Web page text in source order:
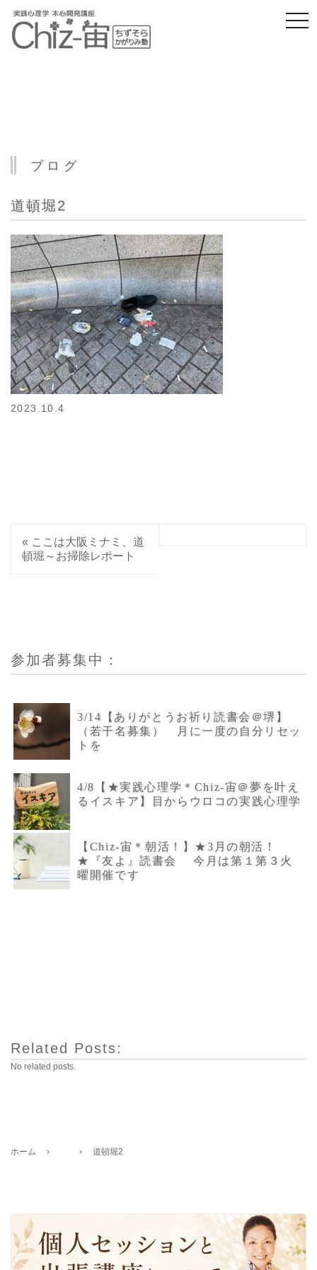
ブログ
道頓堀2
2023.10.4
« ここは大阪ミナミ、道
頓堀～お掃除レポート
参加者募集中：
3/14【ありがとうお祈り読書会＠堺】
（若干名募集） 月に一度の自分リセッ
トを
4/8【★実践心理学＊Chiz-宙＠夢を叶え
るイスキア】目からウロコの実践心理学
【Chiz-宙＊朝活！】★3月の朝活！
★『友よ』読書会 今月は第１第３火
曜開催です
Related Posts:
No related posts.
ホーム › › 道頓堀2